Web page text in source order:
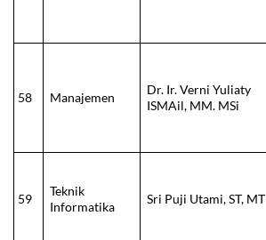
58 Manajemen
Dr. Ir. Verni Yuliaty
ISMAil, MM. MSi
59
Teknik
Informatika
Sri Puji Utami, ST, MT